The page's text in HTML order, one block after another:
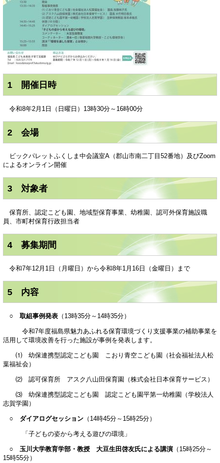
1 開催日時
令和8年2月1日（日曜日）13時30分～16時00分
2 会場
ビックパレットふくしま中会議室A（郡山市南二丁目52番地）及びZoom
によるオンライン開催
3 対象者
保育所、認定こども園、地域型保育事業、幼稚園、認可外保育施設職
員、市町村保育行政担当者
4 募集期間
令和7年12月1日（月曜日）から令和8年1月16日（金曜日）まで
5 内容
○ 取組事例発表 （13時35分～14時35分）
令和7年度福島県魅力あふれる保育環境づくり支援事業の補助事業を
活用して環境改善を行った施設が事例を発表します。
⑴ 幼保連携型認定こども園 こおり青空こども園（社会福祉法人松
葉福祉会）
⑵ 認可保育所 アスク八山田保育園（株式会社日本保育サービス）
⑶ 幼保連携型認定こども園 認定こども園平第一幼稚園（学校法人
志賀学園）
○ ダイアログセッション （14時45分～15時25分）
「子どもの姿から考える遊びの環境」
○ 玉川大学教育学部・教授 大豆生田啓友氏による講演 （15時25分～
15時55分）